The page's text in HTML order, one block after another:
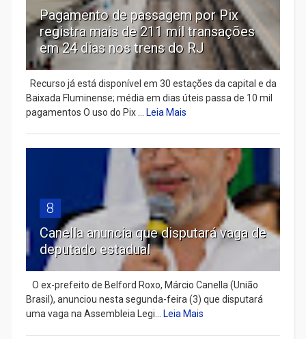
Pagamento de passagem por Pix
registra mais de 211 mil transações
em 24 dias nos trens do RJ
Recurso já está disponível em 30 estações da capital e da
Baixada Fluminense; média em dias úteis passa de 10 mil
pagamentos O uso do Pix ... Leia Mais
8
Canella anuncia que disputará vaga de
deputado estadual
​ O ex-prefeito de Belford Roxo, Márcio Canella (União
Brasil), anunciou nesta segunda-feira (3) que disputará
uma vaga na Assembleia Legi... Leia Mais